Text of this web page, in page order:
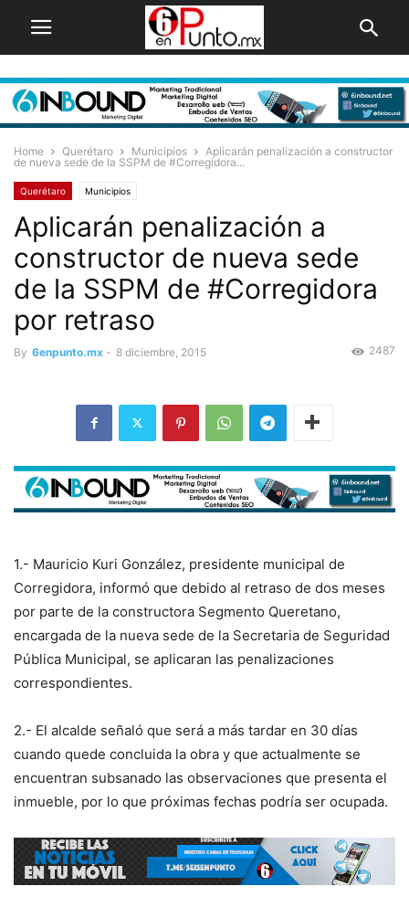
Home Querétaro Municipios
Aplicarán penalización a constructor
de nueva sede de la SSPM de #Corregidora...
Querétaro Municipios
Aplicarán penalización a
constructor de nueva sede
de la SSPM de #Corregidora
por retraso
By 6enpunto.mx - 8 diciembre, 2015 2487
1.- Mauricio Kuri González, presidente municipal de
Corregidora, informó que debido al retraso de dos meses
por parte de la constructora Segmento Queretano,
encargada de la nueva sede de la Secretaria de Seguridad
Pública Municipal, se aplicaran las penalizaciones
correspondientes.
2.- El alcalde señaló que será a más tardar en 30 días
cuando quede concluida la obra y que actualmente se
encuentran subsanado las observaciones que presenta el
inmueble, por lo que próximas fechas podría ser ocupada.